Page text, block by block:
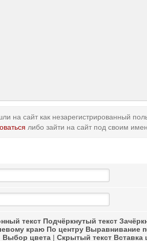
на сайт как незарегистрированный
либо зайти на сайт под своим
текст Подчёркнутый текст
краю По центру Выравнивание
Выбор цвета | Скрытый текст Вставка